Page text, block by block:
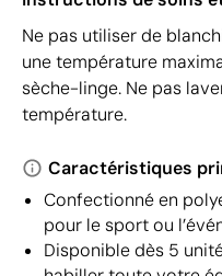
Ne pas utiliser de
une température
sèche-linge. Ne pas
température.
Caractéristiques
Confectionné en
pour le sport ou
Disponible dès 5